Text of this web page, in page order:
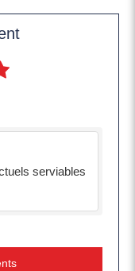
serviables